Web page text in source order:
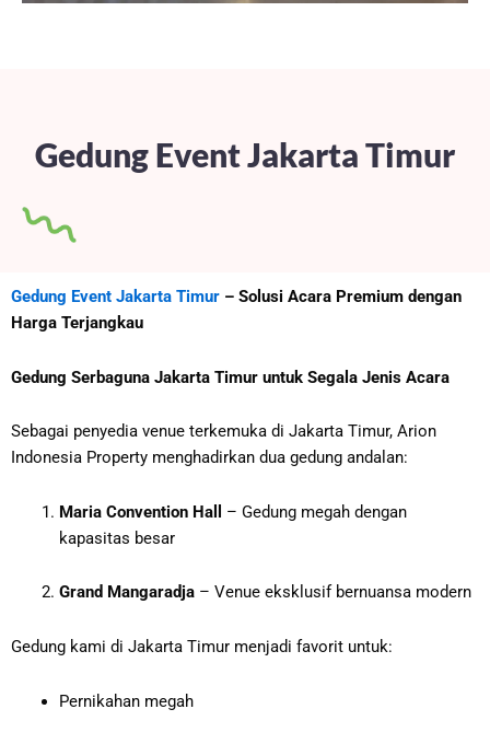
Gedung Event Jakarta Timur
Gedung Event Jakarta Timur – Solusi Acara Premium dengan
Harga Terjangkau
Gedung Serbaguna Jakarta Timur untuk Segala Jenis Acara
Sebagai penyedia venue terkemuka di Jakarta Timur, Arion
Indonesia Property menghadirkan dua gedung andalan:
Maria Convention Hall
– Gedung megah dengan
kapasitas besar
Grand Mangaradja– Venue eksklusif bernuansa modern
Gedung kami di Jakarta Timur menjadi favorit untuk:
Pernikahan megah